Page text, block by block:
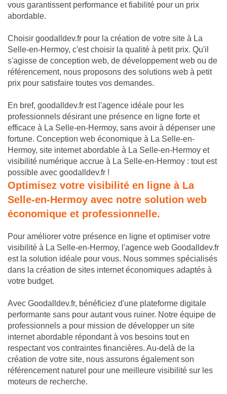
vous garantissent performance et fiabilité pour un prix
abordable.
Choisir goodalldev.fr pour la création de votre site à La
Selle-en-Hermoy, c'est choisir la qualité à petit prix. Qu'il
s'agisse de conception web, de développement web ou de
référencement, nous proposons des solutions web à petit
prix pour satisfaire toutes vos demandes.
En bref, goodalldev.fr est l'agence idéale pour les
professionnels désirant une présence en ligne forte et
efficace à La Selle-en-Hermoy, sans avoir à dépenser une
fortune. Conception web économique à La Selle-en-
Hermoy, site internet abordable à La Selle-en-Hermoy et
visibilité numérique accrue à La Selle-en-Hermoy : tout est
possible avec goodalldev.fr !
Optimisez votre visibilité en ligne à La
Selle-en-Hermoy avec notre solution web
économique et professionnelle.
Pour améliorer votre présence en ligne et optimiser votre
visibilité à La Selle-en-Hermoy, l'agence web Goodalldev.fr
est la solution idéale pour vous. Nous sommes spécialisés
dans la création de sites internet économiques adaptés à
votre budget.
Avec Goodalldev.fr, bénéficiez d'une plateforme digitale
performante sans pour autant vous ruiner. Notre équipe de
professionnels a pour mission de développer un site
internet abordable répondant à vos besoins tout en
respectant vos contraintes financières. Au-delà de la
création de votre site, nous assurons également son
référencement naturel pour une meilleure visibilité sur les
moteurs de recherche.